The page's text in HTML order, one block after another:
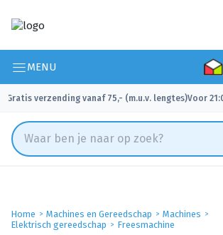
MENU
Gratis verzending vanaf 75,- (m.u.v. lengtes)
✓ Voor
Home Machines en Gereedschap
Machines
Elektrisch gereedschap
Freesmachine